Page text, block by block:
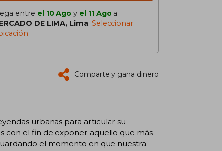
entre el 10 Ago y el 11 Ago a
DE LIMA, Lima. Seleccionar
Comparte y gana dinero
urbanas para articular su
con el fin de exponer aquello que más
el momento en que nuestra